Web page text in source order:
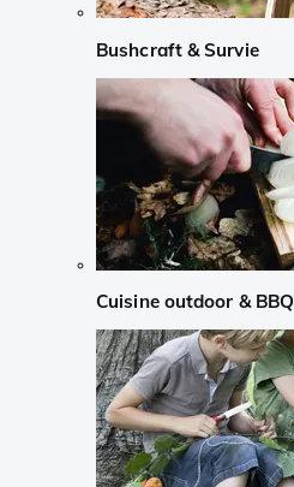
Bushcraft & Survie
Cuisine outdoor & BBQ